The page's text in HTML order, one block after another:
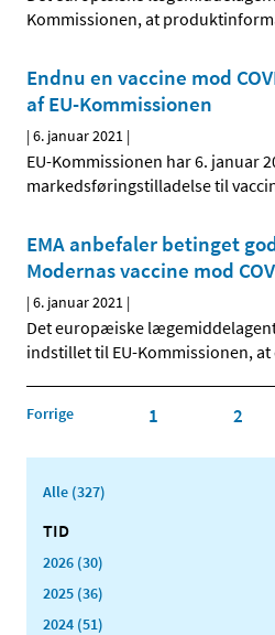
Kommissionen, at
Endnu en vaccine mod
af EU-Kommissionen
|6. januar 2021 |
EU-Kommissionen har 6. januar
markedsføringstilladelse til
EMA anbefaler betinget
Modernas vaccine mod
|6. januar 2021 |
Det europæiske
indstillet til EU-Kommissionen, at
Forrige 1 2
Alle (327)
TID
2026 (30)
2025 (36)
2024 (51)